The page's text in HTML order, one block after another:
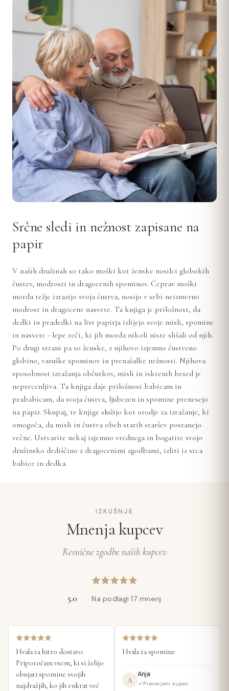
Srčne sledi in nežnost zapisane na
papir
V naših družinah so tako moški kot ženske nosilci globokih
čustev, modrosti in dragocenih spominov. Čeprav moški
morda težje izrazijo svoja čustva, nosijo v sebi neizmerno
modrost in dragocene nasvete. Ta knjiga je priložnost, da
dedki in pradedki na list papirja izlijejo svoje misli, spomine
in nasvete - lepe reči, ki jih morda nikoli niste slišali od njih.
Po drugi strani pa so ženske, z njihovo izjemno čustveno
globino, varuške spominov in prenašalke nežnosti. Njihova
sposobnost izražanja občutkov, misli in iskrenih besed je
neprecenljiva. Ta knjiga daje priložnost babicam in
prababicam, da svoja čustva, ljubezen in spomine prenesejo
na papir. Skupaj, te knjige služijo kot orodje za izražanje, ki
omogoča, da misli in čustva obeh starih staršev postanejo
večne. Ustvarite nekaj izjemno vrednega in bogatite svojo
družinsko dediščino z dragocenimi zgodbami, izliti iz srca
babice in dedka.
IZKUŠNJE
Mnenja kupcev
Resnične zgodbe naših kupcev
5.0 · Na podlagi 17 mnenj
Hvala za hitro dostavo.
Priporočam vsem, ki si želijo
obujati spomine svojih
najdražjih, ko jih enkrat več
Hvala za spomine
A
Anja
Preverjeni kupec